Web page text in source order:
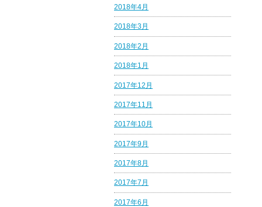
2018年4月
2018年3月
2018年2月
2018年1月
2017年12月
2017年11月
2017年10月
2017年9月
2017年8月
2017年7月
2017年6月